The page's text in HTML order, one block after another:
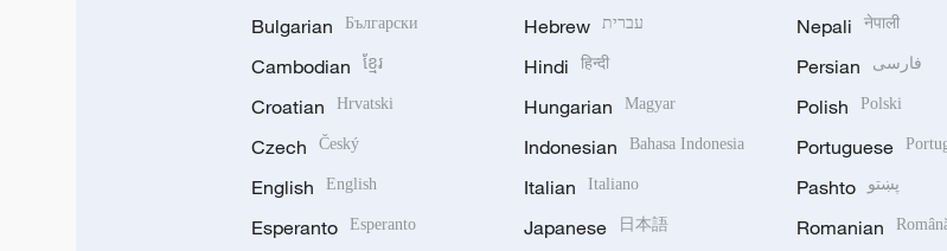
Bulgarian Български
Cambodian ខ្មែរ
Croatian Hrvatski
Czech Český
English English
Esperanto Esperanto
Hebrew עברית
Hindi हिन्दी
Hungarian Magyar
Indonesian Bahasa Indonesia
Italian Italiano
Japanese 日本語
Nepali नेपाली
Persian فارسی
Polish Polski
Portuguese
Pashto پښتو
Romanian